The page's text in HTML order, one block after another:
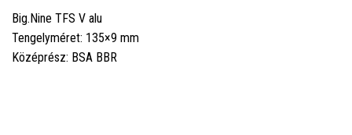
Big.Nine TFS V alu
Tengelyméret: 135×9 mm
Középrész: BSA BBR